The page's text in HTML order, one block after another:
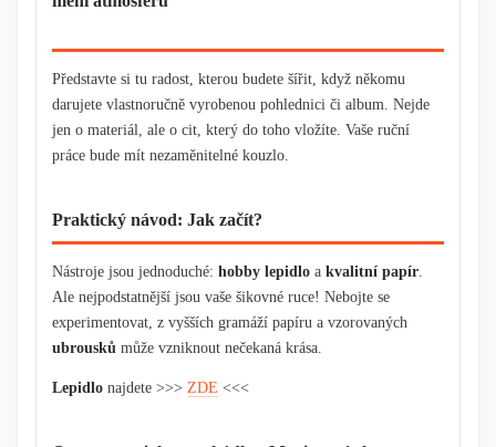
Představte si tu radost, kterou budete šířit, když někomu
darujete vlastnoručně vyrobenou pohlednici či album. Nejde
jen o materiál, ale o cit, který do toho vložíte. Vaše ruční
práce bude mít nezaměnitelné kouzlo.
Praktický návod: Jak začít?
Nástroje jsou jednoduché: hobby lepidlo a kvalitní papír
Ale nejpodstatnější jsou vaše šikovné ruce! Nebojte se
experimentovat, z vyšších gramáží papíru a vzorovaných
ubrousků může vzniknout nečekaná krása.
Lepidlo najdete >>> ZDE <<<